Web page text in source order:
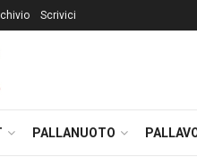
Scrivici
PALLANUOTO